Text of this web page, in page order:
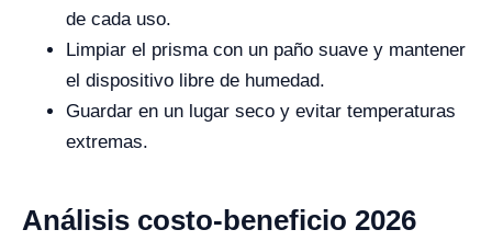
de cada uso.
Limpiar el prisma con un paño suave y mantener
el dispositivo libre de humedad.
Guardar en un lugar seco y evitar temperaturas
extremas.
Análisis costo-beneficio 2026